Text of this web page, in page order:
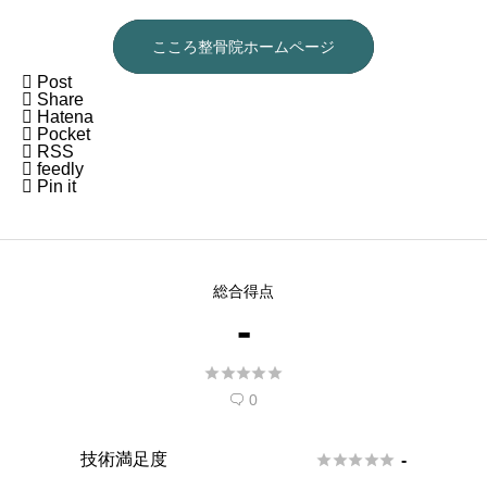
こころ整骨院ホームページ
 Post
 Share
 Hatena
 Pocket
 RSS
 feedly
 Pin it
総合得点
-

 0
技術満足度  -